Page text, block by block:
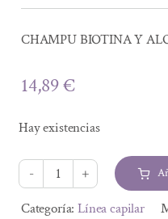
CHAMPU BIOTINA Y
14,89€
Hay existencias
CHAMPU
BIOTINA
Alternative:
Categoría:Línea capilar